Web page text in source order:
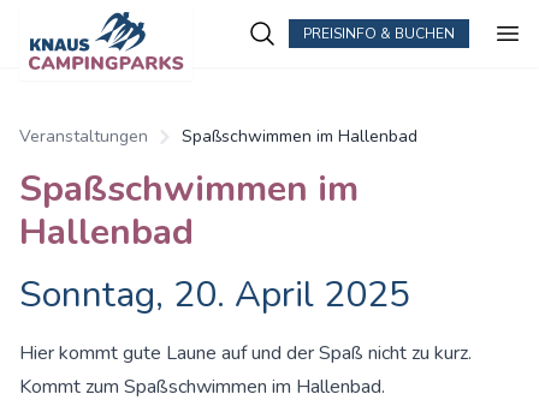
PREISINFO & BUCHEN
Veranstaltungen Spaßschwimmen im Hallenbad
Spaßschwimmen im
Hallenbad
Sonntag, 20. April 2025
Hier kommt gute Laune auf und der Spaß nicht zu kurz.
Kommt zum Spaßschwimmen im Hallenbad.